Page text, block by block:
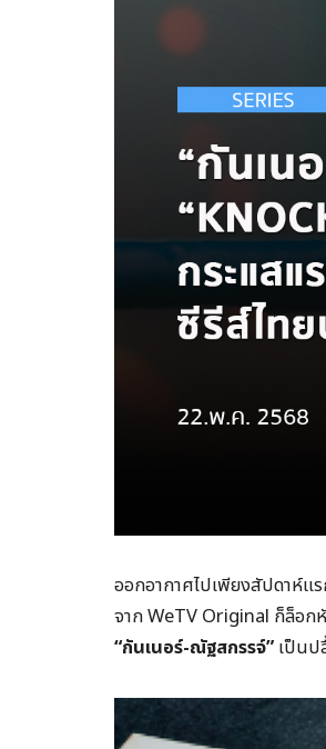
ออกอากาศไปเพียงสัปดาห์แ
จาก WeTV Original ก็ล็อก
“กันเนอร์-ณัฐสกรรจ์” เป็นป